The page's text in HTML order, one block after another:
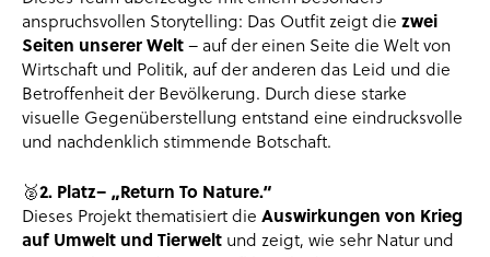
anspruchsvollen Storytelling: Das Outfit zeigt die zwei
Seiten unserer Welt– auf der einen Seite die Welt von
Wirtschaft und Politik, auf der anderen das Leid und die
Betroffenheit der Bevölkerung. Durch diese starke
visuelle Gegenüberstellung entstand eine eindrucksvolle
und nachdenklich stimmende Botschaft.
🥈2. Platz– „Return To Nature.“
Dieses Projekt thematisiert die Auswirkungen von Krieg
auf Umwelt und Tierweltund zeigt, wie sehr Natur und